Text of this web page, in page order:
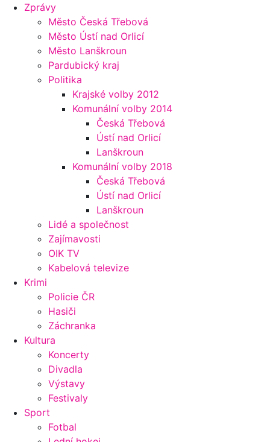
Zprávy
Město Česká Třebová
Město Ústí nad Orlicí
Město Lanškroun
Pardubický kraj
Politika
Krajské volby 2012
Komunální volby 2014
Česká Třebová
Ústí nad Orlicí
Lanškroun
Komunální volby 2018
Česká Třebová
Ústí nad Orlicí
Lanškroun
Lidé a společnost
Zajímavosti
OIK TV
Kabelová televize
Krimi
Policie ČR
Hasiči
Záchranka
Kultura
Koncerty
Divadla
Výstavy
Festivaly
Sport
Fotbal